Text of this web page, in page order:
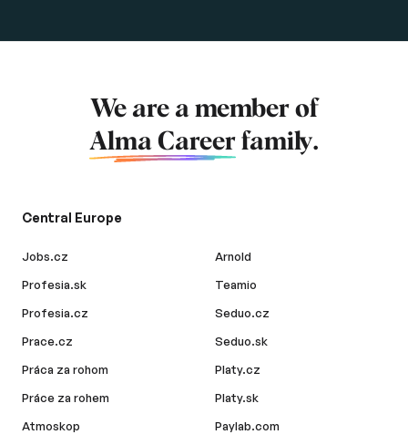
We are a member of
Alma Career family.
Central Europe
Jobs.cz
Profesia.sk
Profesia.cz
Prace.cz
Práca za rohom
Práce za rohem
Atmoskop
Arnold
Teamio
Seduo.cz
Seduo.sk
Platy.cz
Platy.sk
Paylab.com